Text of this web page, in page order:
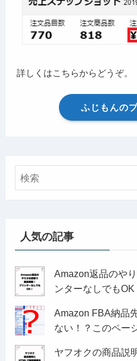
詳しくはこちらからどうぞ。
ふじもんの
人気の記事
Amazon返品のや
ンターなしでもOK
Amazon FBA納品
ない！？このペー
ヤフオクの商品説